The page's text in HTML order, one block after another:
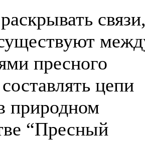
пресного
цепи
природном
“Пресный